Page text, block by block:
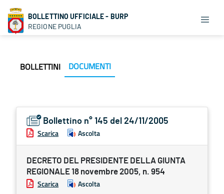
BOLLETTINO UFFICIALE - BURP
REGIONE PUGLIA
BOLLETTINI DOCUMENTI
Bollettino n° 145 del 24/11/2005
Scarica Ascolta
DECRETO DEL PRESIDENTE DELLA GIUNTA
REGIONALE 18 novembre 2005, n. 954
Scarica Ascolta